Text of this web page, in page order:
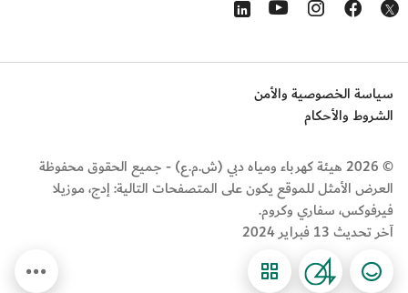
Opens in a new window
Opens in a new window
Opens in a new window
Opens in a new window
Opens in a new window
© 2026 هيئة كهرباء ومياه دبي (ش.م.ع) - جميع الحقوق محفوظة
العرض الأمثل للموقع يكون على المتصفحات التالية: إدج، موزيلا
فيرفوكس، سفاري وكروم.
آخر تحديث 13 فبراير 2024
سياسة الخصوصية والأمن
الشروط والأحكام